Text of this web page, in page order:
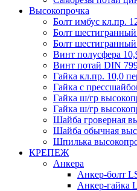
Высокопрочка
Болт имбус кл.пр.
Болт
Болт
Винт полусфера
Винт потай DIN
Гайка кл.пр. 10,0
Гайка с
Гайка ш/гр
Гайка ш/гр
Шайба гроверная
Шайба обычная
Шпилька
КРЕПЕЖ
Анкера
Анкер-болт
Анкер-гайка